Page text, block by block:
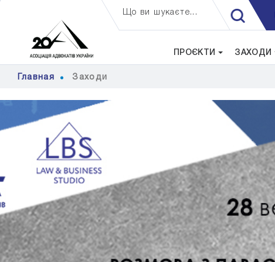
Що ви шукаєте...
ПРОЄКТИ ЗАХОДИ
Главная Заходи